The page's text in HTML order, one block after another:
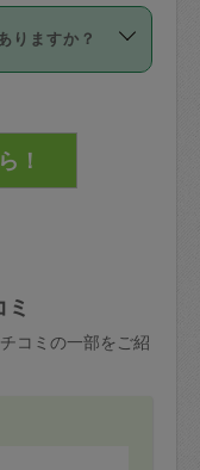
いて教えて
ャンセル
金の50%
セル＝依頼
ンセル料が
スカジさ
カジさんに
さんの同意
、タスカ
信頼関係が
スカジさん
となるので
りますか？
や金庫に入
るよう心掛
い ： 初めて
いけない点
コミの一部をご紹